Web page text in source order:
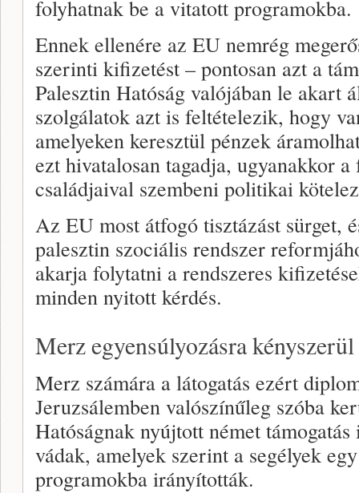
folyhatnak be a vitatott programokba.
Ennek ellenére az EU nemrég
szerinti kifizetést – pontosan azt a
Palesztin Hatóság valójában le akart
szolgálatok azt is feltételezik, hogy
amelyeken keresztül pénzek
ezt hivatalosan tagadja, ugyanakkor
családjaival szembeni politikai
Az EU most átfogó tisztázást sürget,
palesztin szociális rendszer
akarja folytatni a rendszeres
minden nyitott kérdés.
Merz egyensúlyozásra kényszerül
Merz számára a látogatás ezért
Jeruzsálemben valószínűleg szóba
Hatóságnak nyújtott német
vádak, amelyek szerint a segélyek
programokba irányították.